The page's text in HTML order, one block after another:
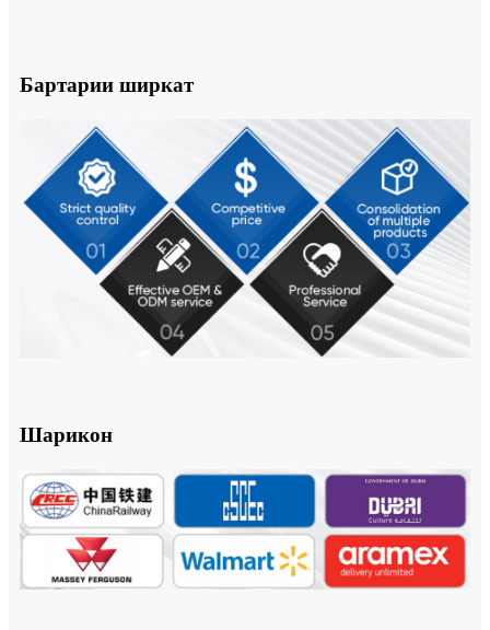
Бартарии ширкат
Шарикон